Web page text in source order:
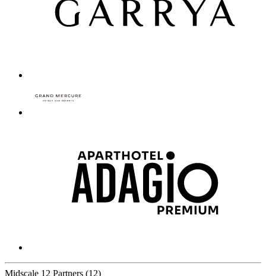
Midscale 12 Partners (12)